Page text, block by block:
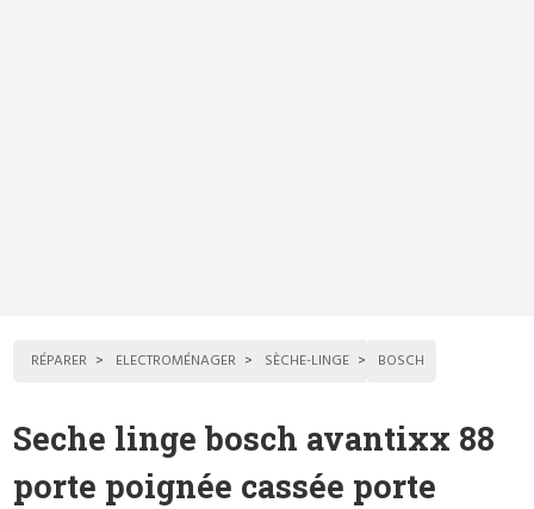
RÉPARER ELECTROMÉNAGER SÈCHE-LINGE BOSCH
Seche linge bosch avantixx 88
porte poignée cassée porte